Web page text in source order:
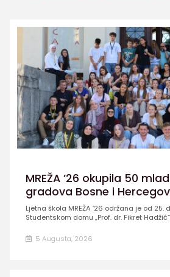
MREŽA ’26 okupila 50
gradova Bosne i
Ljetna škola MREŽA ’26 održana je od 25.
Studentskom domu „Prof. dr. Fikret Hadžić”
5 Augusta, 2026